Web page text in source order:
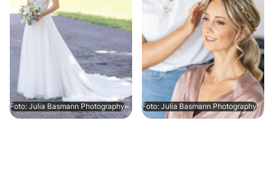
Foto: Julia Basmann Photography Foto: Julia Basmann Photography